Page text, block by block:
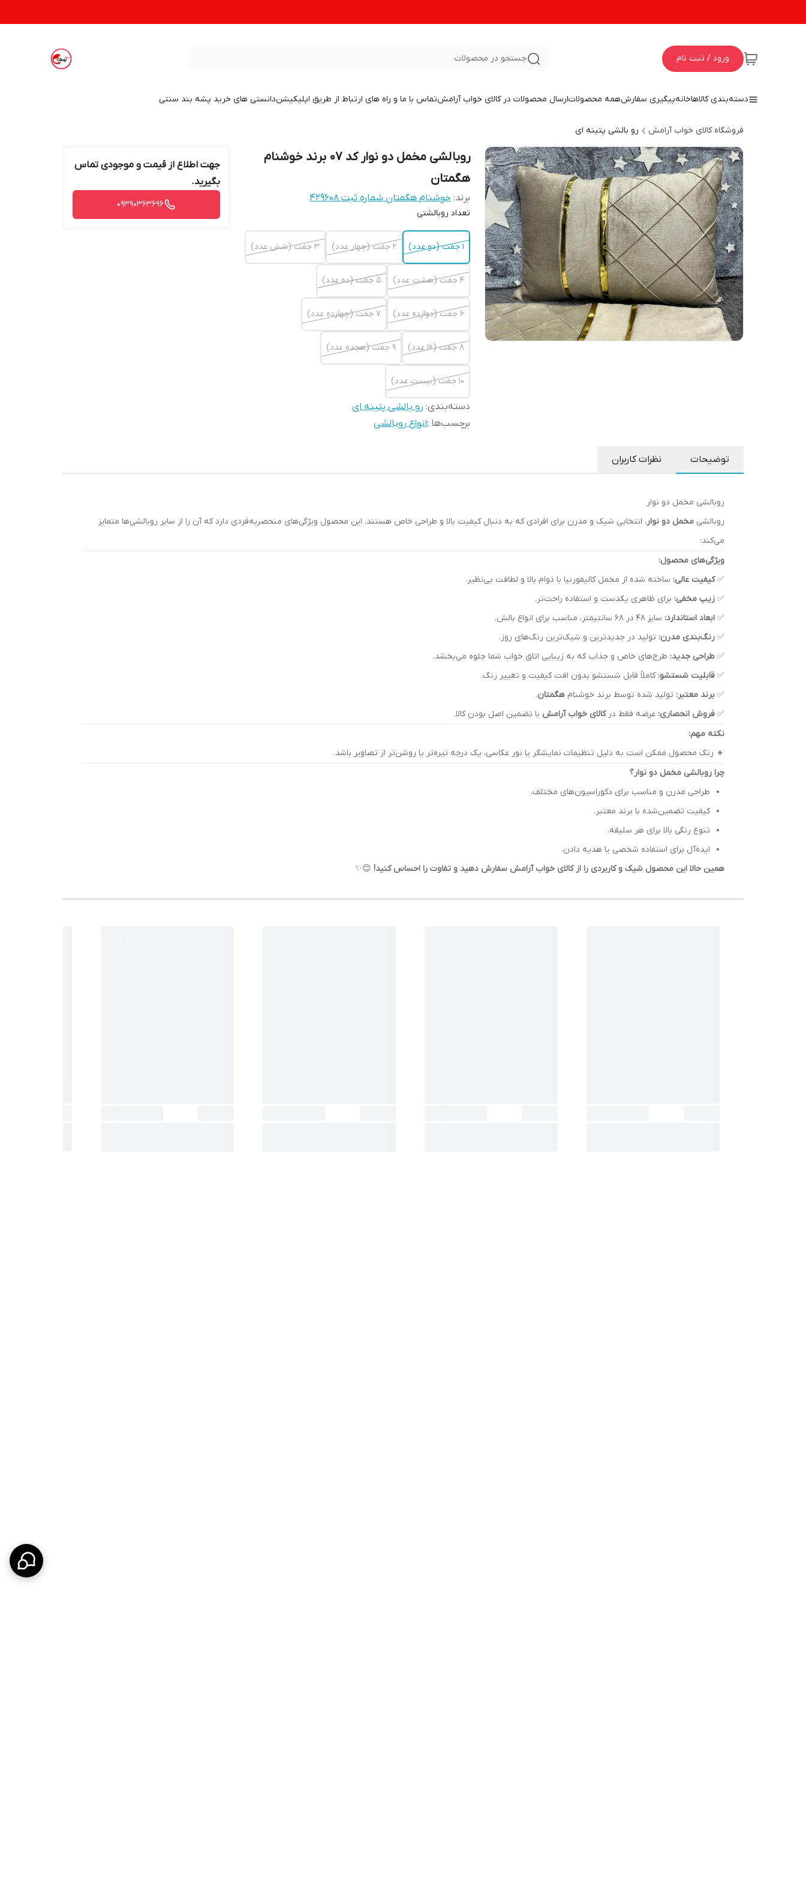
ورود / ثبت نام جستجو در محصولات
دسته‌بندی کالاهاخانهپیگیری سفارشهمه محصولاتارسال محصولات در کالای خواب آرامشتماس با ما و راه های ارتباط از طریق اپلیکیشندانستی های خرید پشه بند سنتی
فروشگاه کالای خواب آرامش رو بالشی پتینه ای
روبالشی مخمل دو نوار کد 07 برند خوشنام
هگمتان
برند: خوشنام هگمتان شماره ثبت ۴۲۹۶۰۸
تعداد روبالشتی
1 جفت (دو عدد) 2 جفت (چهار عدد) 3 جفت (شش عدد)
4 جفت (هشت عدد) 5 جفت (ده عدد)
6 جفت (دوازده عدد) 7 جفت (چهارده عدد)
8 جفت (16 عدد) 9 جفت (هجده عدد)
10 جفت (بیست عدد)
دسته‌بندی: رو بالشی پتینه ای
برچسب‌ها :انواع روبالشی
جهت اطلاع از قیمت و موجودی تماس
بگیرید.
09390363696
توضیحات نظرات کاربران
روبالشی مخمل دو نوار
روبالشی مخمل دو نوار، انتخابی شیک و مدرن برای افرادی که به دنبال کیفیت بالا و طراحی خاص هستند. این محصول ویژگی‌های منحصربه‌فردی دارد که آن را از سایر روبالشی‌ها متمایز
می‌کند:
ویژگی‌های محصول:
✅کیفیت عالی: ساخته شده از مخمل کالیفورنیا با دوام بالا و لطافت بی‌نظیر.
✅ زیپ مخفی: برای ظاهری یکدست و استفاده راحت‌تر.
✅ ابعاد استاندارد: سایز ۴۸ در ۶۸ سانتیمتر، مناسب برای انواع بالش.
✅ رنگ‌بندی مدرن: تولید در جدیدترین و شیک‌ترین رنگ‌های روز.
✅ طراحی جدید: طرح‌های خاص و جذاب که به زیبایی اتاق خواب شما جلوه می‌بخشد.
✅ قابلیت شستشو: کاملاً قابل شستشو بدون افت کیفیت و تغییر رنگ.
✅ برند معتبر: تولید شده توسط برند خوشنام هگمتان.
✅ فروش انحصاری: عرضه فقط درکالای خواب آرامش با تضمین اصل بودن کالا.
نکته مهم:
🔸 رنگ محصول ممکن است به دلیل تنظیمات نمایشگر یا نور عکاسی، یک درجه تیره‌تر یا روشن‌تر از تصاویر باشد.
چرا روبالشی مخمل دو نوار؟
طراحی مدرن و مناسب برای دکوراسیون‌های مختلف.
کیفیت تضمین‌شده با برند معتبر.
تنوع رنگی بالا برای هر سلیقه.
ایده‌آل برای استفاده شخصی یا هدیه دادن.
همین حالا این محصول شیک و کاربردی را از کالای خواب آرامش سفارش دهید و تفاوت را احساس کنید! 😊✨